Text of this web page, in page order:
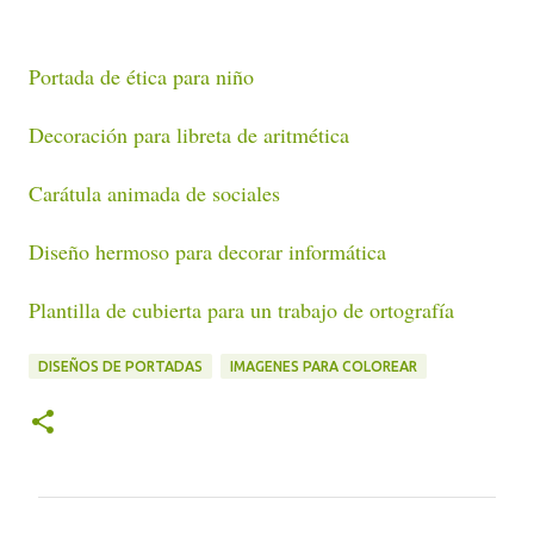
Portada de ética para niño
Decoración para libreta de aritmética
Carátula animada de sociales
Diseño hermoso para decorar informática
Plantilla de cubierta para un trabajo de ortografía
DISEÑOS DE PORTADAS IMAGENES PARA COLOREAR